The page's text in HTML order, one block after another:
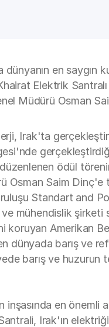
dünyanın en
Elektrik
Müdürü Osman
Irak'ta
ödül
Osman Saim Dinç'e
Standart and
mühendislik şirketi
koruyan Amerikan
dünyada barış ve
barış ve
en önemli
Irak'ın